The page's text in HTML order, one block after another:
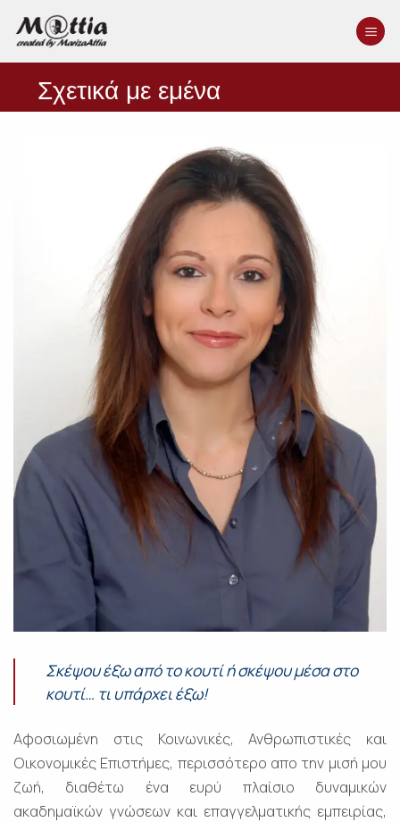
content
με εμένα
Σκέψου έξω από το κουτί ή σκέψου μέσα στο
κουτί… τι υπάρχει έξω!
Αφοσιωμένη στις Κοινωνικές, Ανθρωπιστικές και
Οικονομικές Επιστήμες, περισσότερο απο την μισή μου
ζωή, διαθέτω ένα ευρύ πλαίσιο δυναμικών
ακαδημαϊκών γνώσεων και επαγγελματικής εμπειρίας,